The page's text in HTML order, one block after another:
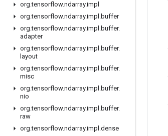
org.tensorflow.ndarray.impl
org.tensorflow.ndarray.impl .buffer
org.tensorflow.ndarray.impl .buffer.
adapter
org.tensorflow.ndarray.impl .buffer.
layout
org.tensorflow.ndarray.impl .buffer.
misc
org.tensorflow.ndarray.impl .buffer.
nio
org.tensorflow.ndarray.impl .buffer.
raw
org.tensorflow.ndarray.impl .dense